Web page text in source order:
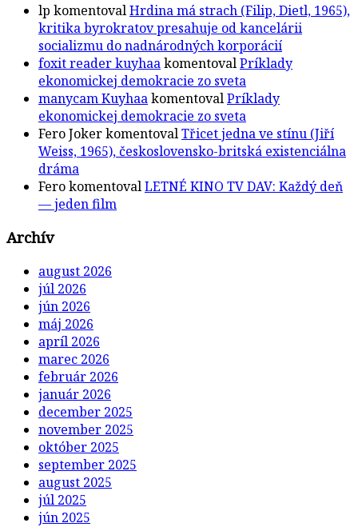
lp komentovalHrdina má strach (Filip, Dietl, 1965),
kritika byrokratov presahuje od kancelárii
socializmu do nadnárodných korporácií
foxit reader kuyhaakomentovalPríklady
ekonomickej demokracie zo sveta
manycam KuyhaakomentovalPríklady
ekonomickej demokracie zo sveta
Fero JokerkomentovalTřicet jedna ve stínu (Jiří
Weiss, 1965), československo-britská existenciálna
dráma
FerokomentovalLETNÉ KINO TV DAV: Každý deň
— jeden film
Archív
august 2026
júl 2026
jún 2026
máj 2026
apríl 2026
marec 2026
február 2026
január 2026
december 2025
november 2025
október 2025
september 2025
august 2025
júl 2025
jún 2025